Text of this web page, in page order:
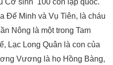
Cơ sinh 100 con lập quốc.
Đế Minh và Vụ Tiên, là cháu
Nông là một trong Tam
Lạc Long Quân là con của
Vương là họ Hồng Bàng,